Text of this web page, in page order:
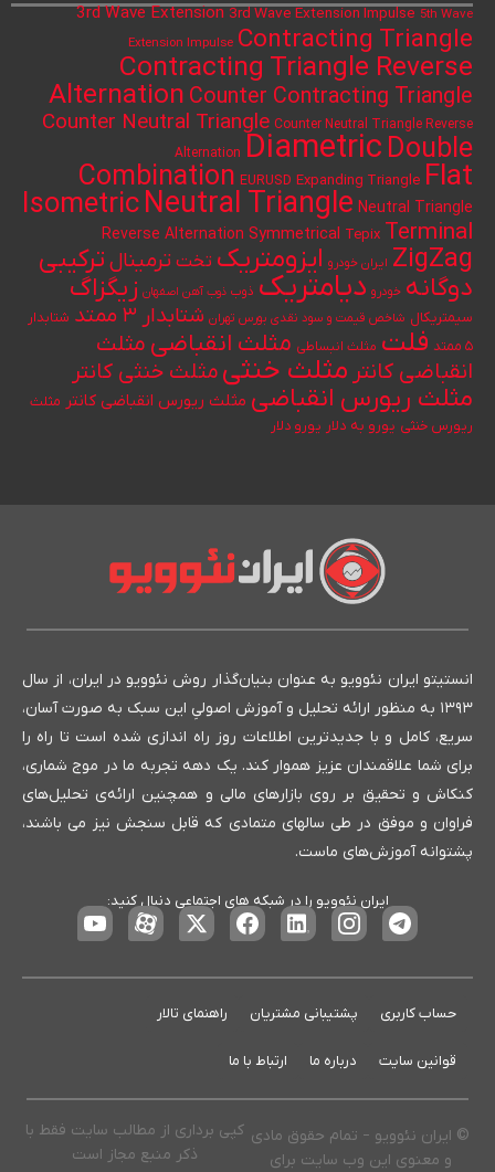
3rd Wave Extension 3rd Wave Extension Impulse 5th Wave
Extension Impulse Contracting Triangle
Contracting Triangle Reverse
Alternation Counter Contracting Triangle
Counter Neutral Triangle Counter Neutral Triangle Reverse
Alternation Diametric Double
Combination EURUSD Expanding Triangle Flat
IsometricNeutral Triangle Neutral Triangle
Reverse Alternation Symmetrical Tepix Terminal
ZigZag ایران خودرو ایزومتریک تختترمینال ترکیبی
دوگانه خودرو دیامتریک ذوب ذوب آهن اصفهان زیگزاگ
سیمتریکال شاخص قیمت و سود نقدی بورس تهران شتابدار ۳ ممتد
شتابدار
۵ ممتد
فلت مثلث انبساطی مثلث انقباضی مثلث
انقباضی کانتر مثلث خنثی مثلث خنثی کانتر
مثلث ریورس انقباضی مثلث ریورس انقباضی کانتر مثلث
ریورس خنثی یورو به دلار یورو دلار
حساب کاربری پشتیبانی مشتریان راهنمای تالار
قوانین سایت درباره ما ارتباط با ما
انستیتو ایران نئوویو به عنوان بنیان‌گذار روش نئوویو در ایران، از سال
۱۳۹۳ به منظور ارائه تحلیل و آموزش اصولیِ این سبک به صورت آسان،
سریع، کامل و با جدیدترین اطلاعات روز راه اندازی شده است تا راه را
برای شما علاقمندان عزیز هموار کند. یک دهه تجربه ما در موج شماری،
کنکاش و تحقیق بر روی بازارهای مالی و همچنین ارائه‌ی تحلیل‌های
فراوان و موفق در طی سالهای متمادی که قابل سنجش نیز می باشند،
پشتوانه آموزش‌های ماست.
ایران نئوویو را در شبکه های اجتماعی دنبال کنید:
© ایران نئوویو – تمام حقوق مادی
و معنوی این وب سایت برای
کپی برداری از مطالب سایت فقط با
ذکر منبع مجاز است